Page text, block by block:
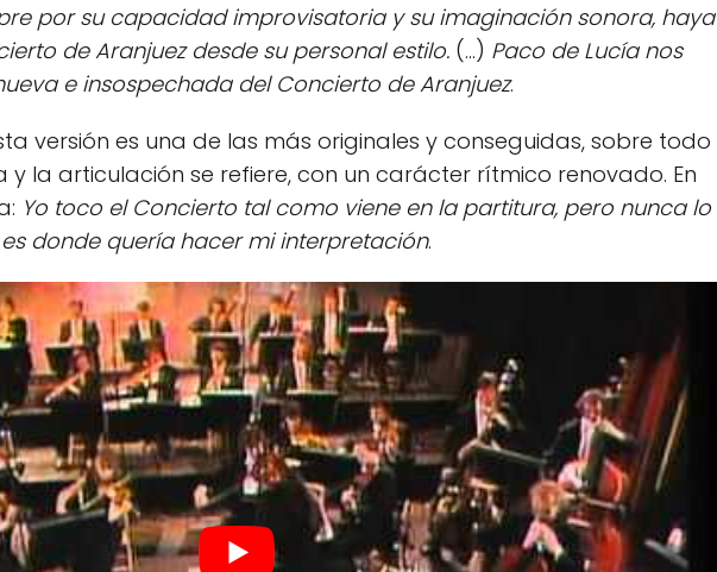
por su capacidad improvisatoria y su imaginación sonora, haya
de Aranjuez desde su personal estilo. (...) Paco de Lucía nos
e insospechada del Concierto de Aranjuez.
versión es una de las más originales y conseguidas, sobre todo
la articulación se refiere, con un carácter rítmico renovado. En
Yo toco el Concierto tal como viene en la partitura, pero nunca lo
donde quería hacer mi interpretación.